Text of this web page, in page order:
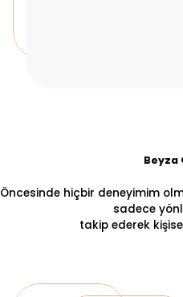
Beyza
Öncesinde hiçbir deneyimim
sadece
takip ederek